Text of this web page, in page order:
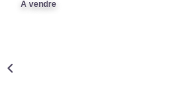
A vendre